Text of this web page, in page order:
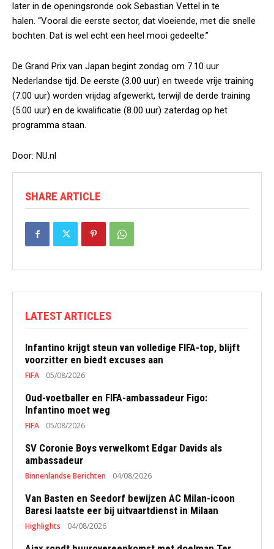
later in de openingsronde ook Sebastian Vettel in te
halen. “Vooral die eerste sector, dat vloeiende, met die snelle
bochten. Dat is wel echt een heel mooi gedeelte.”
De Grand Prix van Japan begint zondag om 7.10 uur
Nederlandse tijd. De eerste (3.00 uur) en tweede vrije training
(7.00 uur) worden vrijdag afgewerkt, terwijl de derde training
(5.00 uur) en de kwalificatie (8.00 uur) zaterdag op het
programma staan.
Door: NU.nl
SHARE ARTICLE
LATEST ARTICLES
Infantino krijgt steun van volledige FIFA-top, blijft
voorzitter en biedt excuses aan
FIFA 05/08/2026
Oud-voetballer en FIFA-ambassadeur Figo:
Infantino moet weg
FIFA 05/08/2026
SV Coronie Boys verwelkomt Edgar Davids als
ambassadeur
Binnenlandse Berichten 04/08/2026
Van Basten en Seedorf bewijzen AC Milan-icoon
Baresi laatste eer bij uitvaartdienst in Milaan
Highlights 04/08/2026